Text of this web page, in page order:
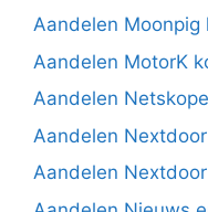
Aandelen Moonpig
Aandelen MotorK
Aandelen
Aandelen
Aandelen